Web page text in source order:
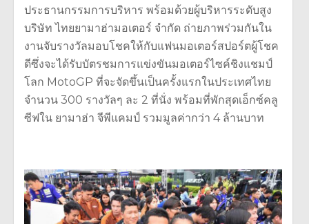
ประธานกรรมการบริหาร พร้อมด้วยผู้บริหารระดับสูง
บริษัท ไทยยามาฮ่ามอเตอร์ จำกัด ถ่ายภาพร่วมกันใน
งานจับรางวัลมอบโชคให้กับแฟนมอเตอร์สปอร์ตผู้โชค
ดีซึ่งจะได้รับบัตรชมการแข่งขันมอเตอร์ไซค์ชิงแชมป์
โลก MotoGP ที่จะจัดขึ้นเป็นครั้งแรกในประเทศไทย
จำนวน 300 รางวัลๆ ละ 2 ที่นั่ง พร้อมที่พักสุดเอ็กซ์คลู
ซีฟใน ยามาฮ่า จีพีแคมป์ รวมมูลค่ากว่า 4 ล้านบาท